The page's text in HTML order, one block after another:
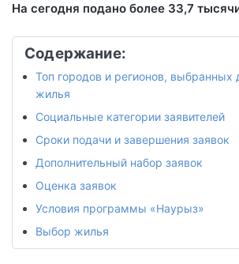
На сегодня подано более 33,7
Содержание:
Топ городов и регионов, выбранных
жилья
Социальные категории заявителей
Сроки подачи и завершения заявок
Дополнительный набор заявок
Оценка заявок
Условия программы «Наурыз»
Выбор жилья